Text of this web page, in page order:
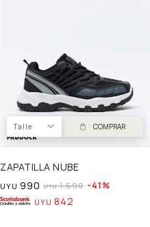
Talle COMPRAR
ZAPATILLA NUBE
UYU 990 UYU 1.690 41
UYU 842